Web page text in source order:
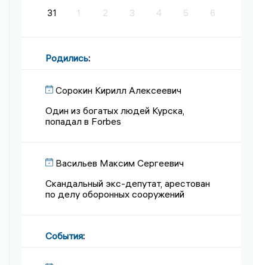
31
1 2 3 4 5 6
Родились:
Сорокин Кирилл Алексеевич
Один из богатых людей Курска,
попадал в Forbes
Васильев Максим Сергеевич
Скандальный экс-депутат, арестован
по делу оборонных сооружений
События: